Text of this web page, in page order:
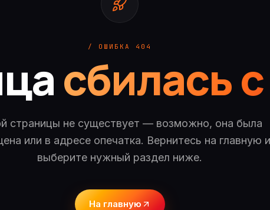
/ ОШИБКА 404
сбилась
страницы не существует — возможно, она была
или в адресе опечатка. Вернитесь на главную
выберите нужный раздел ниже.
На главную